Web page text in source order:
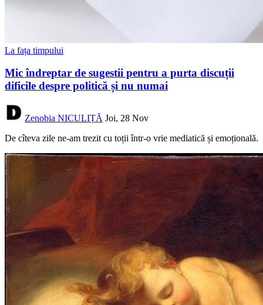
La fața timpului
Mic îndreptar de sugestii pentru a purta discuții
dificile despre politică și nu numai
Zenobia NICULIȚĂ Joi, 28 Nov
De cîteva zile ne-am trezit cu toții într-o vrie mediatică și emoțională.